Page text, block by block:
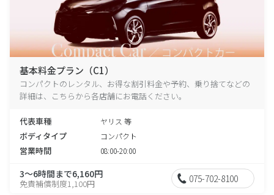
基本料金プラン（C1）
コンパクトのレンタル、お得な割引料金や予約、乗り捨てなどの
詳細は、こちらから各店舗にお電話ください。
代表車種 ヤリス 等
ボディタイプ コンパクト
営業時間 08:00-20:00
3～6時間まで6,160円
免責補償制度1,100円 075-702-8100